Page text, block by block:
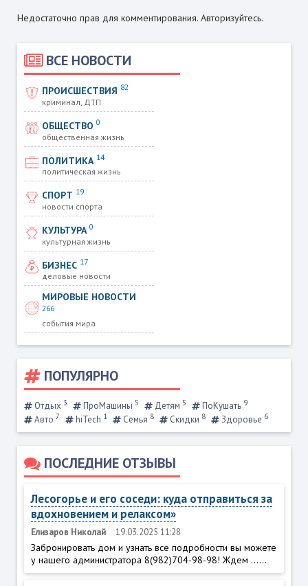
ВСЕ НОВОСТИ
ПРОИСШЕСТВИЯ 82
криминал, ДТП
ОБЩЕСТВО0
общественная жизнь
ПОЛИТИКА 14
политическая жизнь
СПОРТ 19
новости спорта
КУЛЬТУРА0
культурная жизнь
БИЗНЕС 17
деловые новости
МИРОВЫЕ НОВОСТИ
266
события мира
ПОПУЛЯРНО
Отдых 3 ПроМашины 5 Детям 5 ПоКушать 9
Авто 7 hiTech 1 Семья 8 Скидки 8 Здоровье 6
ПОСЛЕДНИЕ ОТЗЫВЫ
Лесогорье и его соседи: куда отправиться за
вдохновением и релаксом»
Елизаров Николай 19.03.2025 11:28
Забронировать дом и узнать все подробности вы можете
у нашего администратора 8(982)704-98-98! Ждем ......
Недостаточно прав для комментирования. Авторизуйтесь.